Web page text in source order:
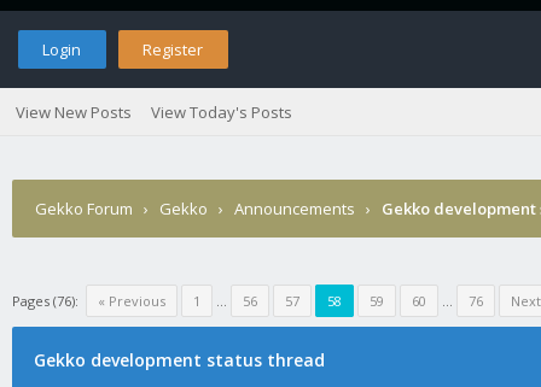
Login Register
View New Posts View Today's Posts
Gekko Forum › Gekko › Announcements › Gekko
Pages (76): « Previous 1 ... 56 57 58 59 60 ... 76
Gekko development status thread